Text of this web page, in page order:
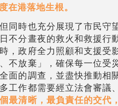
在港落地生根。
同時也充分展現了市民守
不分晝夜的救火和救援行
，政府全力照顧和支援受
不放棄」，確保每一位受
面的調查，並盡快推動相
工作都需要經立法會審議
最清晰，最負責任的交代